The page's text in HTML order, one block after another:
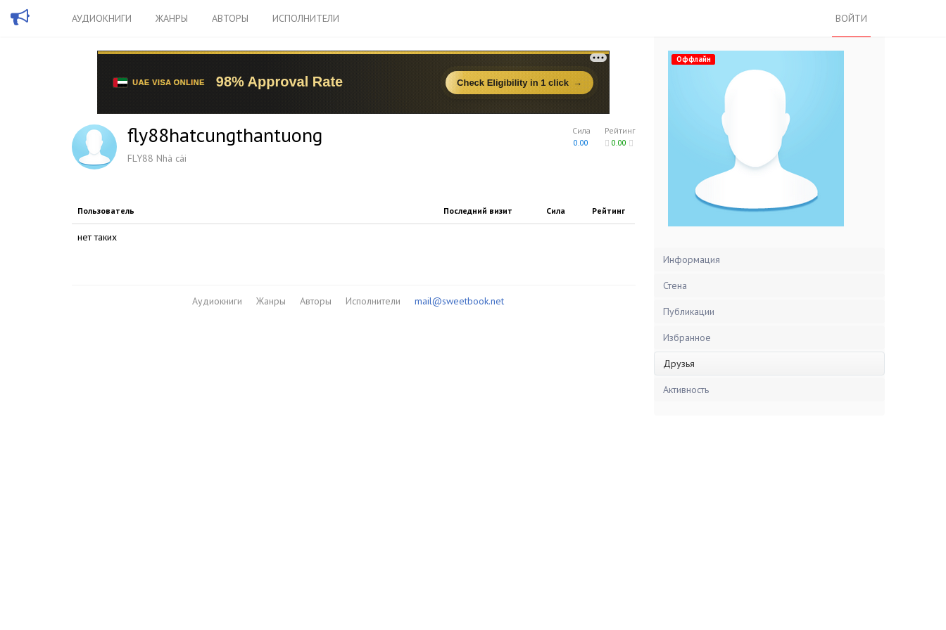
АУДИОКНИГИ ЖАНРЫ АВТОРЫ ИСПОЛНИТЕЛИ ВОЙТИ
Рейтинг
0.00
Сила
0.00
fly88hatcungthantuong
FLY88 Nhà cái
Пользователь Последний визит Сила Рейтинг
нет таких
Аудиокниги Жанры Авторы Исполнители mail@sweetbook.net
Оффлайн
Информация
Стена
Публикации
Избранное
Друзья
Активность